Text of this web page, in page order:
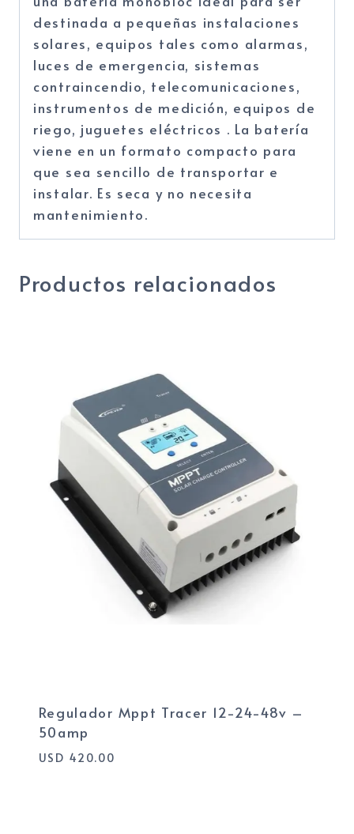
destinada a pequeñas instalaciones
solares, equipos tales como alarmas,
luces de emergencia, sistemas
contraincendio, telecomunicaciones,
instrumentos de medición, equipos de
riego, juguetes eléctricos . La batería
viene en un formato compacto para
que sea sencillo de transportar e
instalar. Es seca y no necesita
mantenimiento.
Productos relacionados
Regulador Mppt Tracer 12-24-48v –
50amp
USD 420.00